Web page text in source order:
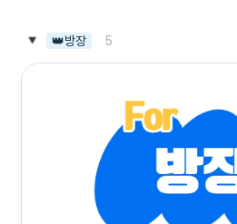
👑방장 5